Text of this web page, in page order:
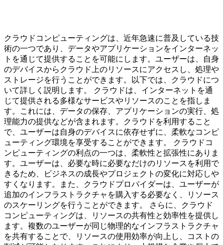
クラウドコンピューティングは、近年急速に普及している技
術の一つであり、データやアプリケーションをインターネッ
トを通じて提供することを可能にします。ユーザーは、自身
のデバイスからクラウド上のリソースにアクセスし、処理や
ストレージを行うことができます。以下では、クラウドにつ
いて詳しく説明します。 クラウドは、インターネットを通
じて提供される多様なサービスやリソースのことを指しま
す。これには、データの保存、アプリケーションの実行、処
理能力の提供などが含まれます。クラウドを利用すること
で、ユーザーは自身のデバイスに依存せずに、柔軟なコンピ
ューティング環境を享受することができます。 クラウドコ
ンピューティングの利点の一つは、柔軟性と拡張性にありま
す。ユーザーは、必要な時に必要なだけのリソースを利用で
きるため、ビジネスの成長やプロジェクトの変化に対応しや
すくなります。また、クラウドプロバイダーは、ユーザーが
追加のインフラストラクチャを購入する必要なく、リソース
のスケーリングを行うことができます。 さらに、クラウド
コンピューティングは、リソースの共有性と効率性を提供し
ます。複数のユーザーが同じ物理的なインフラストラクチャ
を共有することで、リソースの使用効率が向上し、コストの